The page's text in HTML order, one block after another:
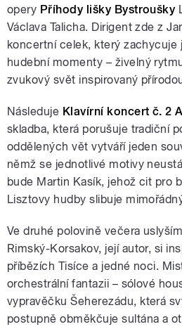
opery Příhody lišky Bystroušky
Václava Talicha. Dirigent zde z
koncertní celek, který
hudební momenty – živelný
zvukový svět inspirovaný
Následuje Klavírní koncert č. 2
skladba, která porušuje tradiční
oddělených vět vytváří jeden
němž se jednotlivé motivy
bude Martin Kasík, jehož cit pro
Lisztovy hudby slibuje
Ve druhé polovině večera
Rimský-Korsakov, její autor, si
příbězích Tisíce a jedné noci.
orchestrální fantazii – sólové
vypravěčku Šeherezádu, která
postupně obměkčuje sultána a